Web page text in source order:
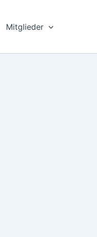
Mitglieder